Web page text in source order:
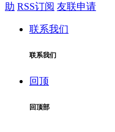
助 RSS订阅 友联申请
联系我们
联系我们
回顶
回顶部